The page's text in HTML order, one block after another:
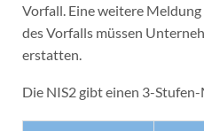
Vorfall. Eine weitere
des Vorfalls müssen
erstatten.
Die NIS2 gibt einen 3-